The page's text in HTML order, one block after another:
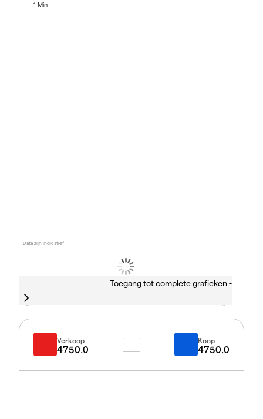
Data zijn indicatief
1 Min
Toegang tot complete grafieken -
Verkoop
4750.0
Koop
4750.0